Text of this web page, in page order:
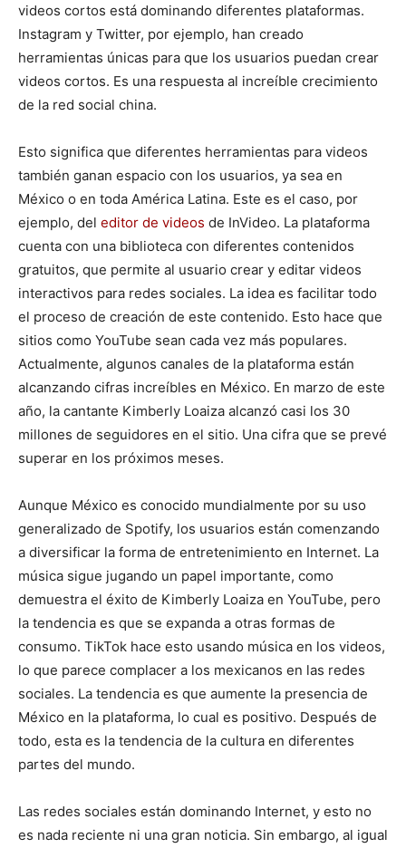
videos cortos está dominando diferentes plataformas.
Instagram y Twitter, por ejemplo, han creado
herramientas únicas para que los usuarios puedan crear
videos cortos. Es una respuesta al increíble crecimiento
de la red social china.
Esto significa que diferentes herramientas para videos
también ganan espacio con los usuarios, ya sea en
México o en toda América Latina. Este es el caso, por
ejemplo, del editor de videos de InVideo. La plataforma
cuenta con una biblioteca con diferentes contenidos
gratuitos, que permite al usuario crear y editar videos
interactivos para redes sociales. La idea es facilitar todo
el proceso de creación de este contenido. Esto hace que
sitios como YouTube sean cada vez más populares.
Actualmente, algunos canales de la plataforma están
alcanzando cifras increíbles en México. En marzo de este
año, la cantante Kimberly Loaiza alcanzó casi los 30
millones de seguidores en el sitio. Una cifra que se prevé
superar en los próximos meses.
Aunque México es conocido mundialmente por su uso
generalizado de Spotify, los usuarios están comenzando
a diversificar la forma de entretenimiento en Internet. La
música sigue jugando un papel importante, como
demuestra el éxito de Kimberly Loaiza en YouTube, pero
la tendencia es que se expanda a otras formas de
consumo. TikTok hace esto usando música en los videos,
lo que parece complacer a los mexicanos en las redes
sociales. La tendencia es que aumente la presencia de
México en la plataforma, lo cual es positivo. Después de
todo, esta es la tendencia de la cultura en diferentes
partes del mundo.
Las redes sociales están dominando Internet, y esto no
es nada reciente ni una gran noticia. Sin embargo, al igual